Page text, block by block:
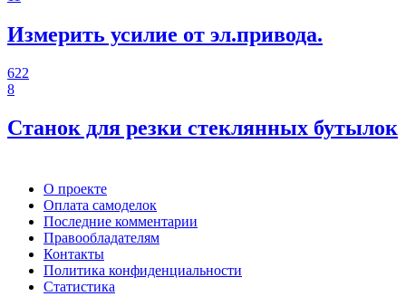
Измерить усилие от эл.привода.
622
8
Станок для резки стеклянных бутылок
О проекте
Оплата самоделок
Последние комментарии
Правообладателям
Контакты
Политика конфиденциальности
Статистика